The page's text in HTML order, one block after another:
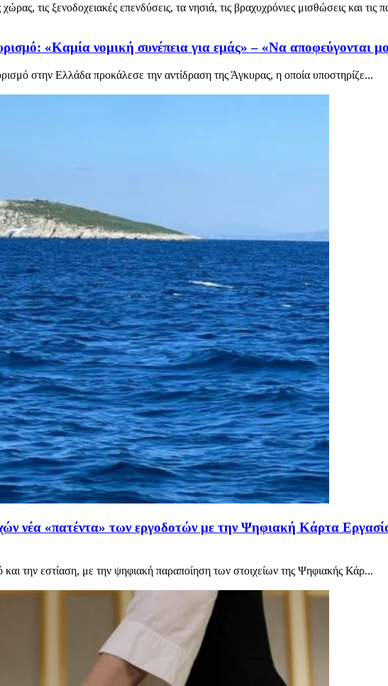
τις ξενοδοχειακές επενδύσεις, τα νησιά, τις βραχυχρόνιες μισθώσεις και τις
«Καμία νομική συνέπεια για εμάς» – «Να αποφεύγονται
στην Ελλάδα προκάλεσε την αντίδραση της Άγκυρας, η οποία υποστηρίζε...
νέα «πατέντα» των εργοδοτών με την Ψηφιακή Κάρτα
την εστίαση, με την ψηφιακή παραποίηση των στοιχείων της Ψηφιακής Κάρ...